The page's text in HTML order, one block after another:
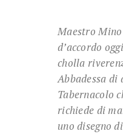
Maestro
d’accordo
cholla
Abbadessa
Tabernacolo
richiede di
uno disegno